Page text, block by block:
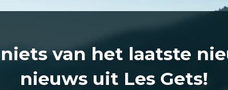
van het laatste
nieuws uit Les Gets!